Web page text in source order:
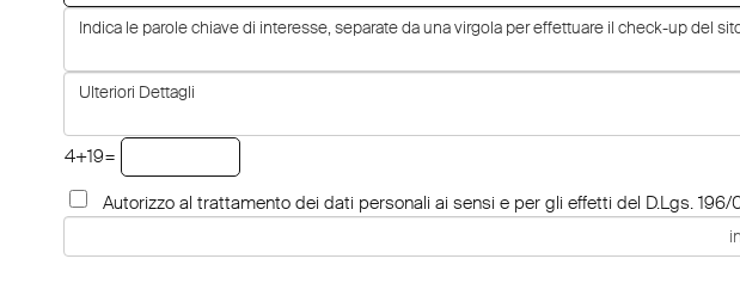
4+19=
Autorizzo al trattamento dei dati personali ai sensi e per gli effetti del D.Lgs. 196/